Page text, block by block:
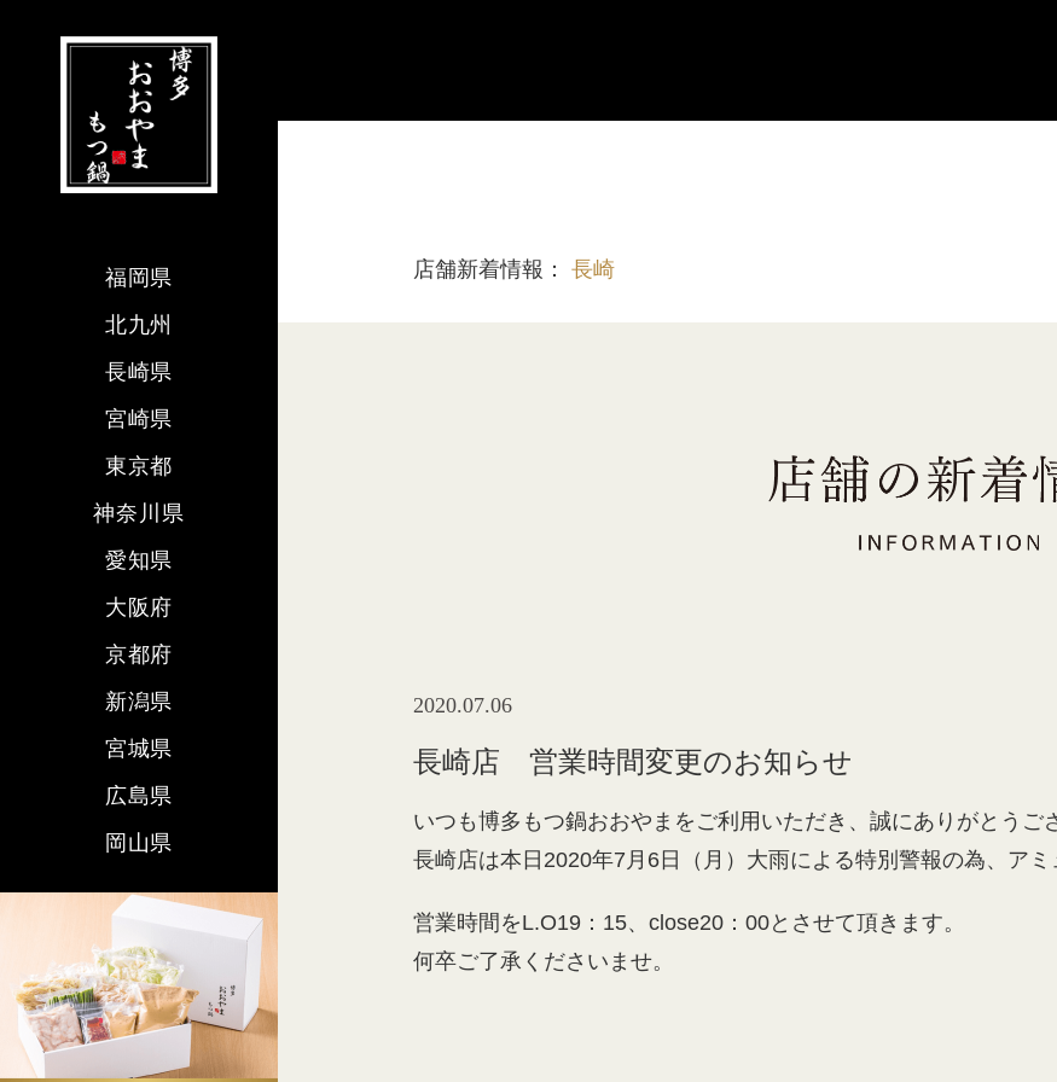
店舗新着情報： 長崎
2020.07.06
長崎店 営業時間変更のお知らせ
いつも博多もつ鍋おおやまをご利用いただき、誠にありがとうご
長崎店は本日2020年7月6日（月）大雨による特別警報の為、アミ
営業時間をL.O19：15、close20：00とさせて頂きます。
何卒ご了承くださいませ。
福岡県
北九州
長崎県
宮崎県
東京都
神奈川県
愛知県
大阪府
京都府
新潟県
宮城県
広島県
岡山県